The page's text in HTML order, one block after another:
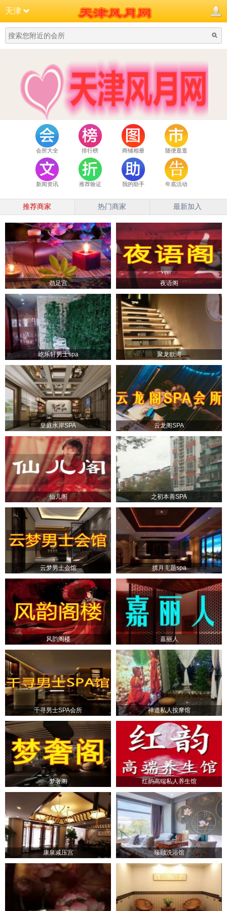
天津
会所大全 排行榜 商铺相册 随便逛逛
新闻资讯 推荐验证 我的助手 年底活动
推荐商家 热门商家 最新加入
劲足宫 夜语阁
屹乐轩男士spa 聚龙欲湾
皇庭水岸SPA 云龙阁SPA
仙儿阁 之初本善SPA
云梦男士会馆 揽月主题spa
风韵阁楼 嘉丽人
千寻男士SPA会所 禅道私人按摩馆
梦奢阁 红韵高端私人养生馆
康泉减压宫 臻颐洗浴馆